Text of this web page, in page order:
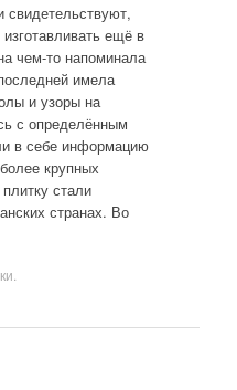
свидетельствуют,
ещё в
чем-то напоминала
имела
и узоры на
с определённым
в себе информацию
крупных
стали
странах. Во